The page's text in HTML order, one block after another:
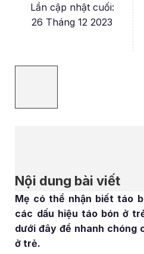
Lần cập nhật cuối:
26 Tháng 12 2023
Nội dung bài viết
Mẹ có thể nhận biết táo
các dấu hiệu táo bón ở
dưới đây để nhanh chóng
ở trẻ.